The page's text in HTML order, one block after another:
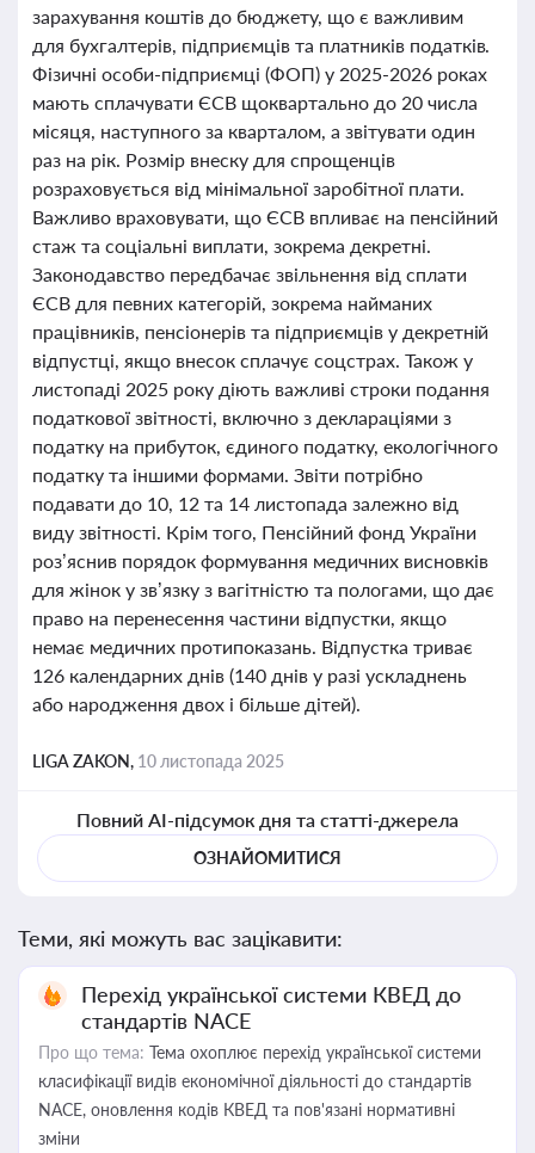
зарахування коштів до бюджету, що є важливим
для бухгалтерів, підприємців та платників податків.
Фізичні особи-підприємці (ФОП) у 2025-2026 роках
мають сплачувати ЄСВ щоквартально до 20 числа
місяця, наступного за кварталом, а звітувати один
раз на рік. Розмір внеску для спрощенців
розраховується від мінімальної заробітної плати.
Важливо враховувати, що ЄСВ впливає на пенсійний
стаж та соціальні виплати, зокрема декретні.
Законодавство передбачає звільнення від сплати
ЄСВ для певних категорій, зокрема найманих
працівників, пенсіонерів та підприємців у декретній
відпустці, якщо внесок сплачує соцстрах. Також у
листопаді 2025 року діють важливі строки подання
податкової звітності, включно з деклараціями з
податку на прибуток, єдиного податку, екологічного
податку та іншими формами. Звіти потрібно
подавати до 10, 12 та 14 листопада залежно від
виду звітності. Крім того, Пенсійний фонд України
роз’яснив порядок формування медичних висновків
для жінок у зв’язку з вагітністю та пологами, що дає
право на перенесення частини відпустки, якщо
немає медичних протипоказань. Відпустка триває
126 календарних днів (140 днів у разі ускладнень
або народження двох і більше дітей).
LIGA ZAKON, 10 листопада 2025
Повний AI-підсумок дня та статті-джерела
ОЗНАЙОМИТИСЯ
Теми, які можуть вас зацікавити:
Перехід української системи КВЕД до
стандартів NACE
Про що тема: Тема охоплює перехід української системи
класифікації видів економічної діяльності до стандартів
NACE, оновлення кодів КВЕД та пов'язані нормативні
зміни